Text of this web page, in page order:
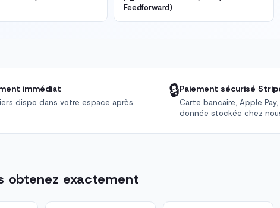
Feedforward)
immédiat
dispo dans votre espace après
🔒Paiement sécurisé
Carte bancaire, Apple
donnée stockée chez
obtenez exactement